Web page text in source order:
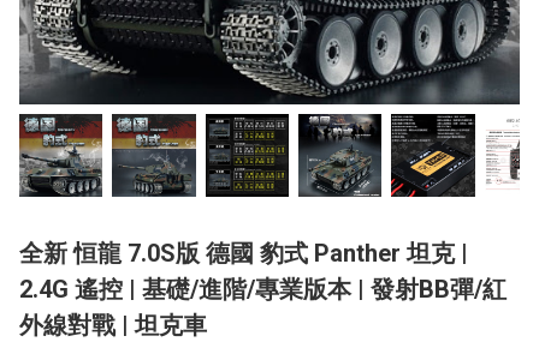
全新 恒龍 7.0S版 德國 豹式 Panther 坦克 |
2.4G 遙控 | 基礎/進階/專業版本 | 發射BB彈/紅
外線對戰 | 坦克車